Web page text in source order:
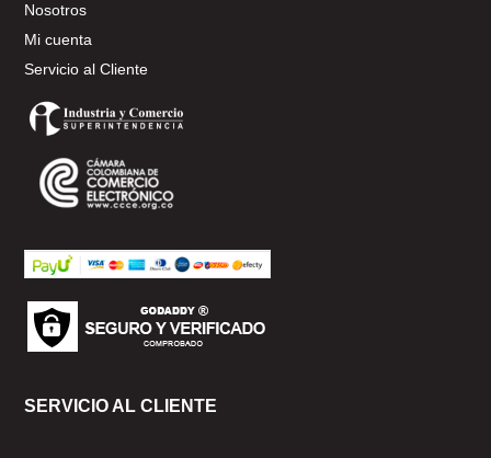
Nosotros
Mi cuenta
Servicio al Cliente
SERVICIO AL CLIENTE